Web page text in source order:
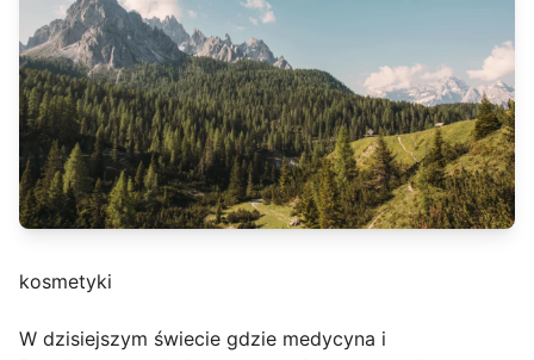
kosmetyki
W dzisiejszym świecie gdzie medycyna i